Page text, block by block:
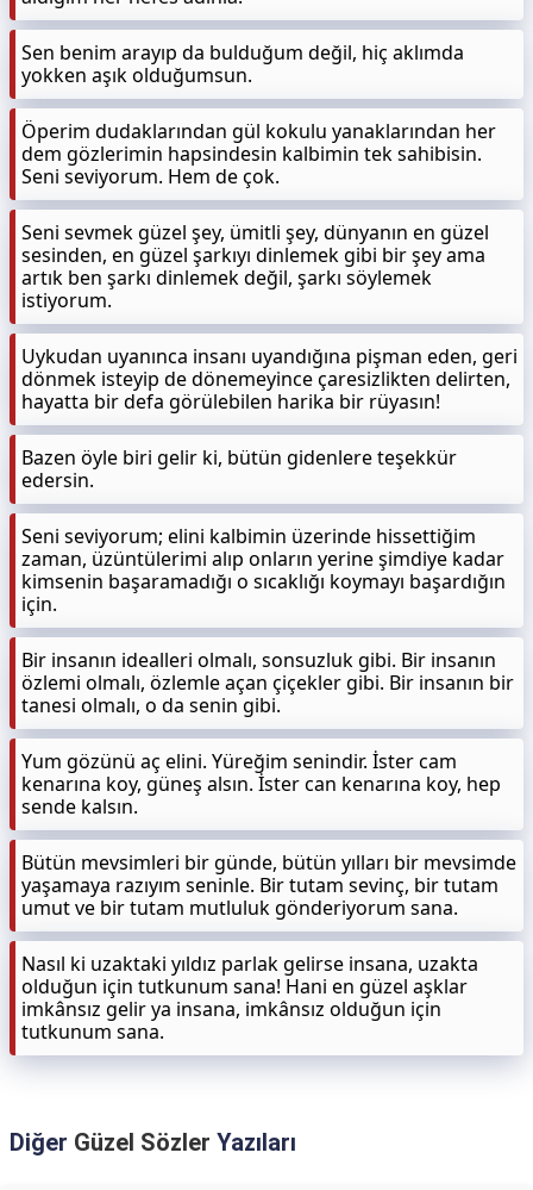
Sen benim arayıp da bulduğum değil, hiç aklımda
yokken aşık olduğumsun.
Öperim dudaklarından gül kokulu yanaklarından her
dem gözlerimin hapsindesin kalbimin tek sahibisin.
Seni seviyorum. Hem de çok.
Seni sevmek güzel şey, ümitli şey, dünyanın en güzel
sesinden, en güzel şarkıyı dinlemek gibi bir şey ama
artık ben şarkı dinlemek değil, şarkı söylemek
istiyorum.
Uykudan uyanınca insanı uyandığına pişman eden, geri
dönmek isteyip de dönemeyince çaresizlikten delirten,
hayatta bir defa görülebilen harika bir rüyasın!
Bazen öyle biri gelir ki, bütün gidenlere teşekkür
edersin.
Seni seviyorum; elini kalbimin üzerinde hissettiğim
zaman, üzüntülerimi alıp onların yerine şimdiye kadar
kimsenin başaramadığı o sıcaklığı koymayı başardığın
için.
Bir insanın idealleri olmalı, sonsuzluk gibi. Bir insanın
özlemi olmalı, özlemle açan çiçekler gibi. Bir insanın bir
tanesi olmalı, o da senin gibi.
Yum gözünü aç elini. Yüreğim senindir. İster cam
kenarına koy, güneş alsın. İster can kenarına koy, hep
sende kalsın.
Bütün mevsimleri bir günde, bütün yılları bir mevsimde
yaşamaya razıyım seninle. Bir tutam sevinç, bir tutam
umut ve bir tutam mutluluk gönderiyorum sana.
Nasıl ki uzaktaki yıldız parlak gelirse insana, uzakta
olduğun için tutkunum sana! Hani en güzel aşklar
imkânsız gelir ya insana, imkânsız olduğun için
tutkunum sana.
Diğer Güzel Sözler Yazıları